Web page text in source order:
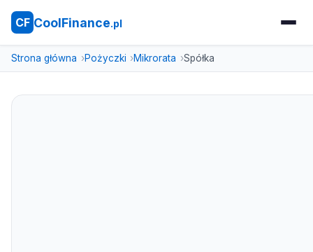
CF CoolFinance.pl
Strona główna Pożyczki Mikrorata Spółka